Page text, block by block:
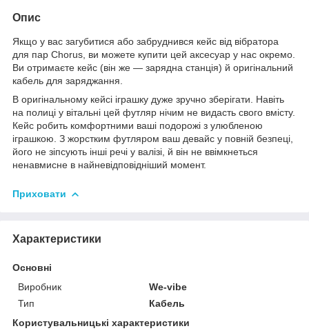
Опис
Якщо у вас загубитися або забруднився кейс від вібратора
для пар Chorus, ви можете купити цей аксесуар у нас окремо.
Ви отримаєте кейс (він же — зарядна станція) й оригінальний
кабель для заряджання.
В оригінальному кейсі іграшку дуже зручно зберігати. Навіть
на полиці у вітальні цей футляр нічим не видасть свого вмісту.
Кейс робить комфортними ваші подорожі з улюбленою
іграшкою. З жорстким футляром ваш девайс у повній безпеці,
його не зіпсують інші речі у валізі, й він не ввімкнеться
ненавмисне в найневідповідніший момент.
Приховати
Характеристики
Основні
Виробник
We-vibe
Тип
Кабель
Користувальницькі характеристики